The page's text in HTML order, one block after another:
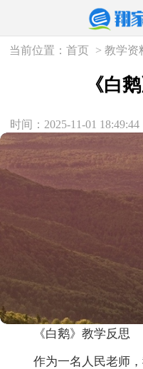
当前位置：首页 >教学资
《白
时间：2025-11-01 18:49:44
《白鹅》教学反思
作为一名人民老师